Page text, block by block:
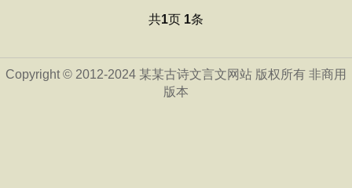
共1页 1条
Copyright © 2012-2024 某某古诗文言文网站 版权所有 非商用
版本